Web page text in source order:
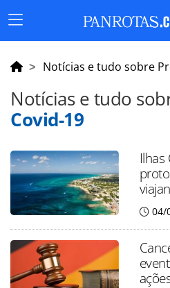
Menu
Principal
Notícias e tudo sobre
Notícias e tudo
Covid-19
Ilhas
04/